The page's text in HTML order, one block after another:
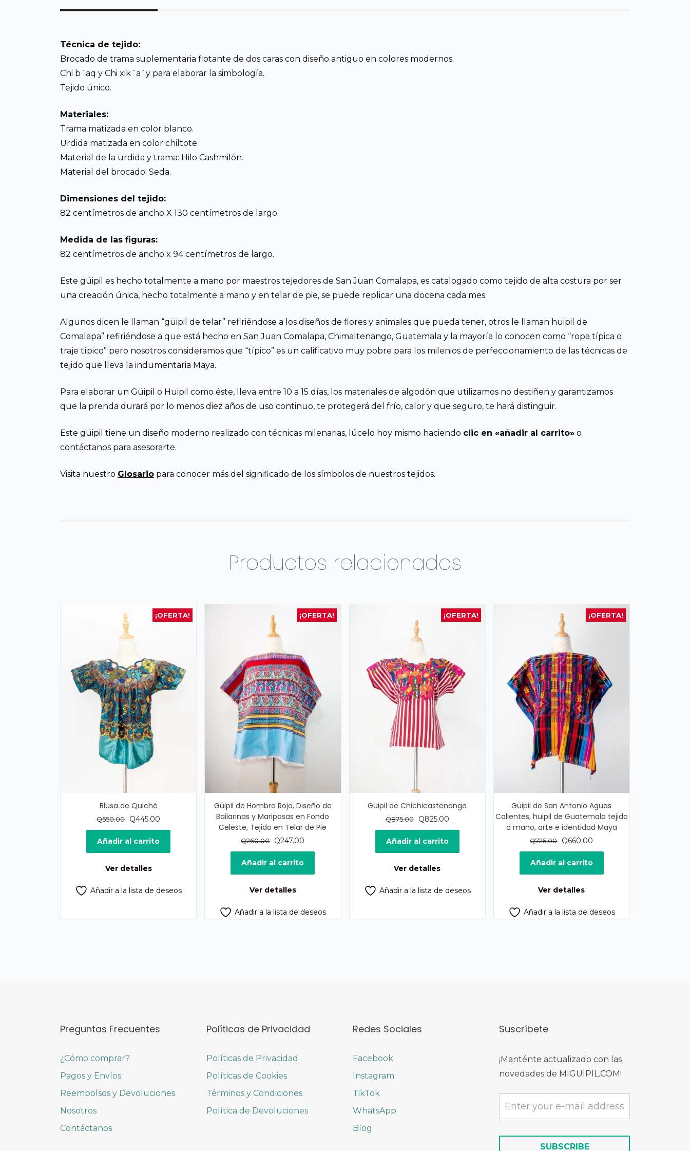
Técnica de tejido:
Brocado de trama suplementaria flotante de dos caras con diseño antiguo en colores modernos.
Chi b´aq y Chi xik´a´y para elaborar la simbología.
Tejido único.
Materiales:
Trama matizada en color blanco.
Urdida matizada en color chiltote.
Material de la urdida y trama: Hilo Cashmilón.
Material del brocado: Seda.
Dimensiones del tejido:
82 centímetros de ancho X 130 centímetros de largo.
Medida de las figuras:
82 centímetros de ancho x 94 centímetros de largo.
Este güipil es hecho totalmente a mano por maestros tejedores de San Juan Comalapa, es catalogado como tejido de alta costura por ser
una creación única, hecho totalmente a mano y en telar de pie, se puede replicar una docena cada mes.
Algunos dicen le llaman “güipil de telar” refiriéndose a los diseños de flores y animales que pueda tener, otros le llaman huipil de
Comalapa” refiriéndose a que está hecho en San Juan Comalapa, Chimaltenango, Guatemala y la mayoría lo conocen como “ropa típica o
traje típico” pero nosotros consideramos que “típico” es un calificativo muy pobre para los milenios de perfeccionamiento de las técnicas de
tejido que lleva la indumentaria Maya.
Para elaborar un Güipil o Huipil como éste, lleva entre 10 a 15 días, los materiales de algodón que utilizamos no destiñen y garantizamos
que la prenda durará por lo menos diez años de uso continuo, te protegerá del frío, calor y que seguro, te hará distinguir.
Este güipil tiene un diseño moderno realizado con técnicas milenarias, lúcelo hoy mismo haciendo clic en «añadir al carrito» o
contáctanos para asesorarte.
Visita nuestro Glosario para conocer más del significado de los símbolos de nuestros tejidos.
Productos relacionados
¡OFERTA!
Blusa de Quiché
Q550.00
El
precio
original
era:
Q445.00
precio
es:
Añadir al carrito
Ver detalles
Añadir a la lista de deseos
¡OFERTA!
Güipil de Hombro Rojo, Diseño de
Bailarinas y Mariposas en Fondo
Celeste, Tejido en Telar de Pie
Q260.00
El
precio
original
era:
Q247.00
precio
es:
Añadir al carrito
Ver detalles
Añadir a la lista de deseos
¡OFERTA!
Güipil de Chichicastenango
Q875.00
El
precio
original
era:
Q825.00El
precio
actual
es:
Añadir al carrito
Ver detalles
Añadir a la lista de deseos
¡OFERTA!
Güipil de San Antonio Aguas
Calientes, huipil de Guatemala tejido
a mano, arte e identidad Maya
Q725.00
El
precio
original
era:
Q660.00
precio
actual
es:
Añadir al carrito
Ver detalles
Añadir a la lista de deseos
Preguntas Frecuentes
¿Cómo comprar?
Pagos y Envíos
Reembolsos y Devoluciones
Nosotros
Contáctanos
Políticas de Privacidad
Políticas de Privacidad
Políticas de Cookies
Términos y Condiciones
Política de Devoluciones
Redes Sociales
Facebook
Instagram
TikTok
WhatsApp
Blog
Suscríbete
¡Manténte actualizado con las
novedades de MIGUIPIL.COM!